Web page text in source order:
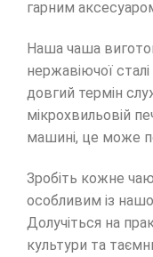
гарним
Наша чаша
нержавіючої
довгий термін
мікрохвильовій
машині, це може
Зробіть кожне
особливим із
Долучіться на
культури та